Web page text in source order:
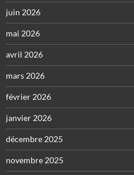
juin 2026
mai 2026
avril 2026
mars 2026
février 2026
janvier 2026
décembre 2025
novembre 2025